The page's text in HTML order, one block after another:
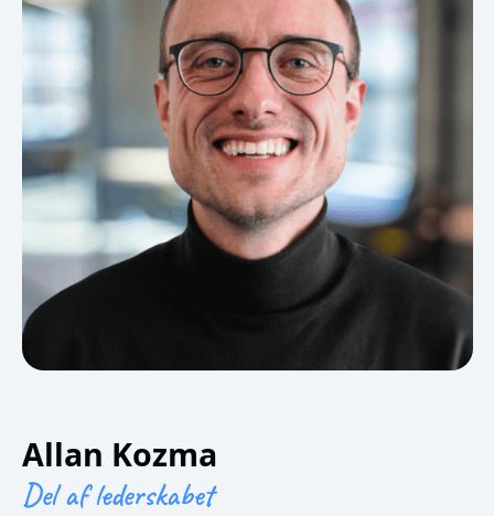
Allan Kozma
Del af lederskabet